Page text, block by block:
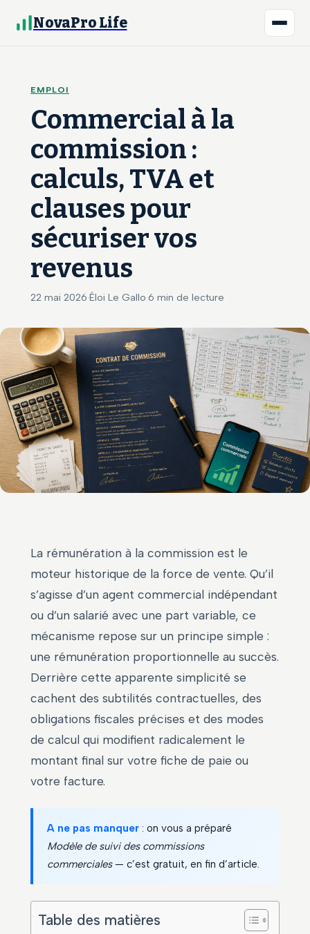
NovaPro Life
EMPLOI
Commercial à la
commission :
calculs, TVA et
clauses pour
sécuriser vos
revenus
22 mai 2026·Éloi Le Gallo·6 min de lecture
La rémunération à la commission est le
moteur historique de la force de vente. Qu’il
s’agisse d’un agent commercial indépendant
ou d’un salarié avec une part variable, ce
mécanisme repose sur un principe simple :
une rémunération proportionnelle au succès.
Derrière cette apparente simplicité se
cachent des subtilités contractuelles, des
obligations fiscales précises et des modes
de calcul qui modifient radicalement le
montant final sur votre fiche de paie ou
votre facture.
A ne pas manquer : on vous a préparé
Modèle de suivi des commissions
commerciales— c’est gratuit, en fin d’article.
Table des matières